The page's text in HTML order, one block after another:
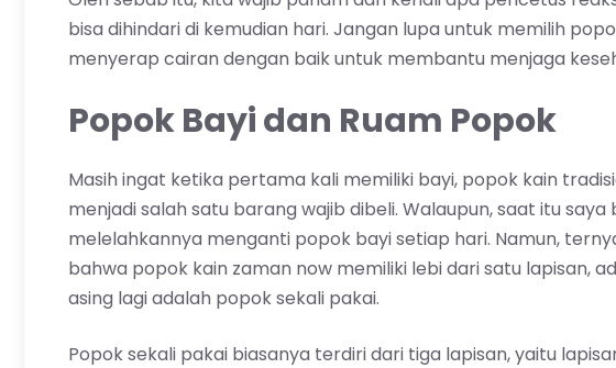
bisa dihindari di kemudian hari. Jangan lupa untuk memilih
menyerap cairan dengan baik untuk membantu menjaga
Popok Bayi dan Ruam Popok
Masih ingat ketika pertama kali memiliki bayi, popok kain
menjadi salah satu barang wajib dibeli. Walaupun, saat itu
melelahkannya menganti popok bayi setiap hari. Namun,
bahwa popok kain zaman now memiliki lebi dari satu lapisan,
asing lagi adalah popok sekali pakai.
Popok sekali pakai biasanya terdiri dari tiga lapisan, yaitu